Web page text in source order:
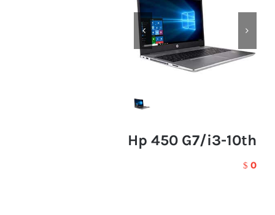
Hp 450 G7/i3-10th
$ 0